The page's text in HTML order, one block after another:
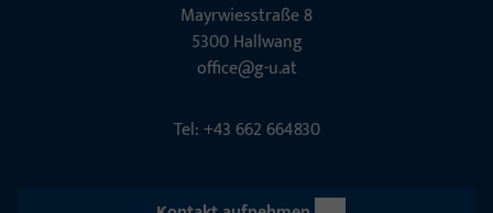
Mayrwies­straße 8
5300 Hall­wang
office@g-u.at
Tel: +43 662 664830